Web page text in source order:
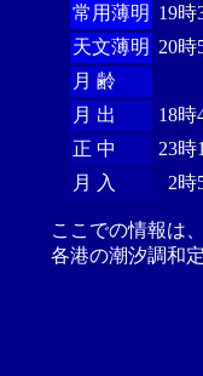
常用薄明 19時
天文薄明 20時
月 齢
月 出
18時
正 中
23時
月 入
2時
ここでの情報は
各港の潮汐調和